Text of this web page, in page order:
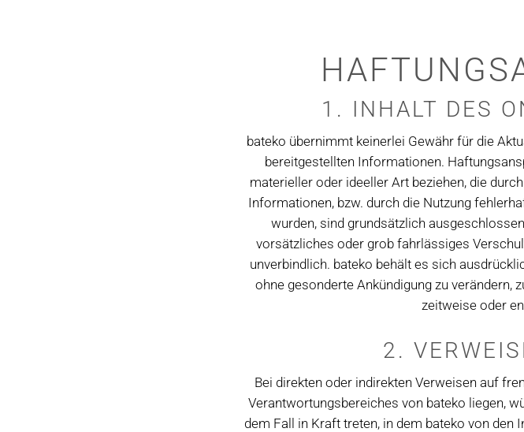
1. INHALT DES
bateko übernimmt keinerlei Gewähr für die
bereitgestellten Informationen.
materieller oder ideeller Art beziehen, die
Informationen, bzw. durch die Nutzung
wurden, sind grundsätzlich
vorsätzliches oder grob fahrlässiges
unverbindlich. bateko behält es sich
ohne gesonderte Ankündigung zu verändern,
zeitweise oder
2.
Bei direkten oder indirekten Verweisen auf
Verantwortungsbereiches von bateko liegen,
dem Fall in Kraft treten, in dem bateko von